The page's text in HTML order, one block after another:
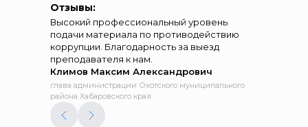
Отзывы:
Высокий профессиональный уровень
подачи материала по противодействию
коррупции. Благодарность за выезд
преподавателя к нам.
Климов Максим Александрович
глава администрации Охотского муниципального
района Хабаровского края